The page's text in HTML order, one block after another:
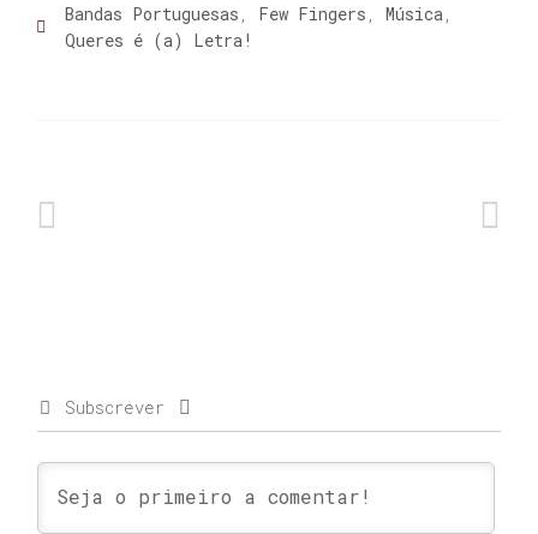
Bandas Portuguesas , Few Fingers , Música,
Queres é (a) Letra!
Subscrever